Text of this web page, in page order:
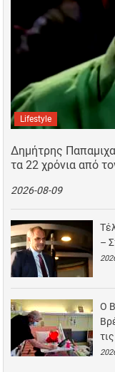
Lifestyle
Δημήτρης
τα 22 χρόνια από
2026-08-09
–
Ο